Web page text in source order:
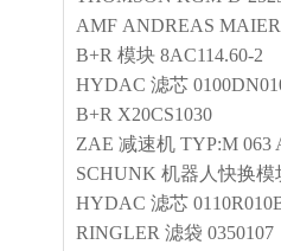
AMF ANDREAS
B+R 模块 8AC114.60-2
HYDAC 滤芯
B+R X20CS1030
ZAE 减速机 TYP:M 063
SCHUNK 机器人快换模
HYDAC 滤芯
RINGLER 滤袋 0350107